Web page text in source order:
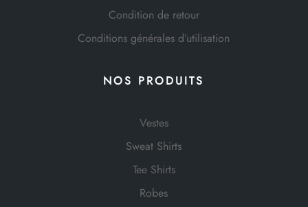
Condition de retour
Conditions générales d’utilisation
NOS PRODUITS
Vestes
Sweat Shirts
Tee Shirts
Robes